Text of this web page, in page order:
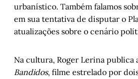
urbanístico. Também falamos
em sua tentativa de disputar o
atualizações sobre o cenário
Na cultura, Roger Lerina publica
Bandidos, filme estrelado por